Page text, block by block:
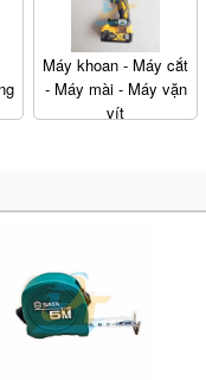
Máy khoan - Máy cắt
- Máy mài - Máy vặn
vít